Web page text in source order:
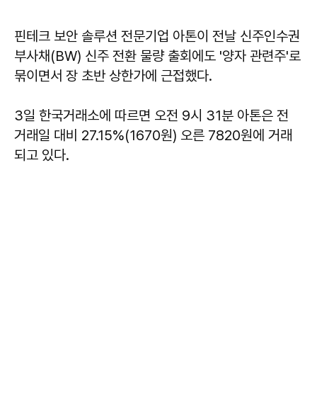
핀테크 보안 솔루션 전문기업 아톤이 전날 신주인수권
부사채(BW) 신주 전환 물량 출회에도 '양자 관련주'로
묶이면서 장 초반 상한가에 근접했다.
3일 한국거래소에 따르면 오전 9시 31분 아톤은 전
거래일 대비 27.15%(1670원) 오른 7820원에 거래
되고 있다.